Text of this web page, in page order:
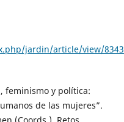
jardin/article/view/8343
feminismo y política:
de las mujeres”.